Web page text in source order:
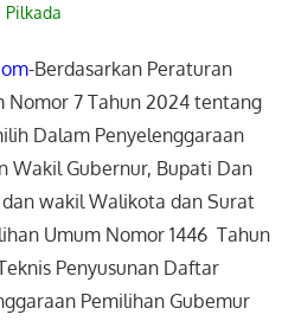
Pilkada
-Berdasarkan Peraturan
Nomor 7 Tahun 2024 tentang
Dalam Penyelenggaraan
Wakil Gubernur, Bupati Dan
wakil Walikota dan Surat
Umum Nomor 1446 Tahun
Penyusunan Daftar
Pemilihan Gubemur